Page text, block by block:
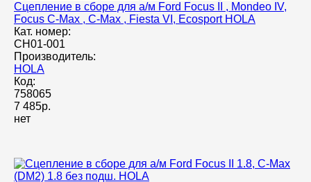
Сцепление в сборе для а/м Ford Focus II , Mondeo IV,
Focus C-Max , C-Max , Fiesta VI, Ecosport HOLA
Кат. номер:
CH01-001
Производитель:
HOLA
Код:
758065
7 485р.
нет